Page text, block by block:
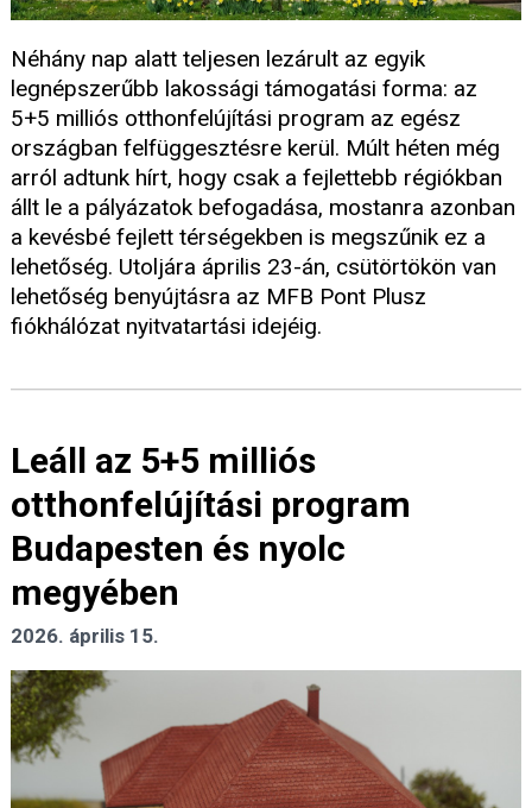
Néhány nap alatt teljesen lezárult az egyik
legnépszerűbb lakossági támogatási forma: az
5+5 milliós otthonfelújítási program az egész
országban felfüggesztésre kerül. Múlt héten még
arról adtunk hírt, hogy csak a fejlettebb régiókban
állt le a pályázatok befogadása, mostanra azonban
a kevésbé fejlett térségekben is megszűnik ez a
lehetőség. Utoljára április 23-án, csütörtökön van
lehetőség benyújtásra az MFB Pont Plusz
fiókhálózat nyitvatartási idejéig.
Leáll az 5+5 milliós
otthonfelújítási program
Budapesten és nyolc
megyében
2026. április 15.